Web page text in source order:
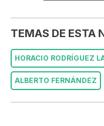
TEMAS DE ESTA
HORACIO RODRÍGUEZ
ALBERTO FERNÁNDEZ